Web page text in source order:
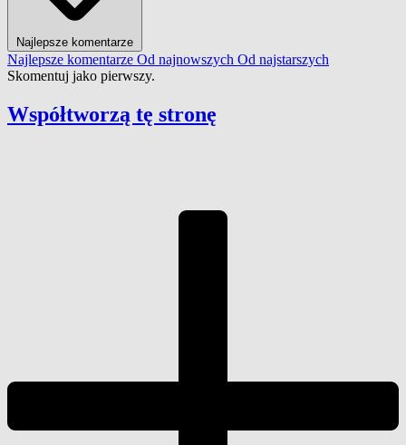
Najlepsze komentarze
Najlepsze komentarze Od najnowszych Od najstarszych
Skomentuj jako pierwszy.
Współtworzą tę stronę